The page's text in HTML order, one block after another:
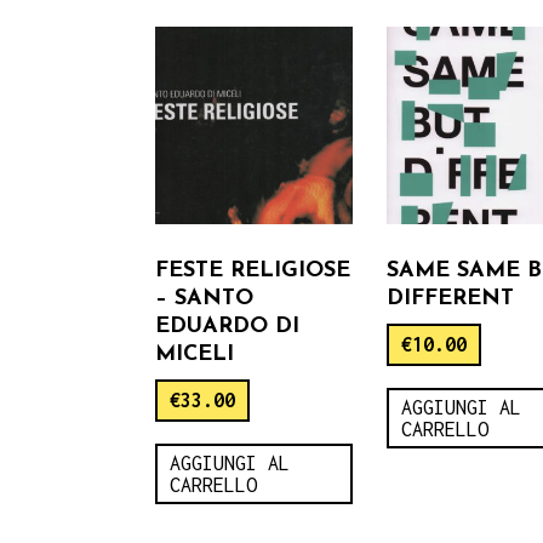
FESTE RELIGIOSE
– SANTO
EDUARDO DI
MICELI
€33.00
AGGIUNGI AL
CARRELLO
SAME SAME
DIFFERENT
€10.00
AGGIUNGI AL
CARRELLO